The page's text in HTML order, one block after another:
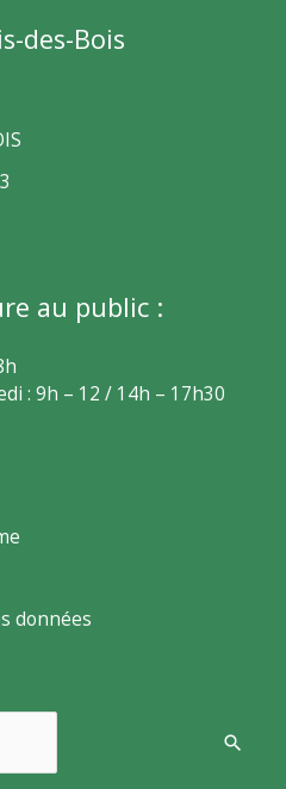
des-Bois
au public :
: 9h – 12 / 14h – 17h30
données